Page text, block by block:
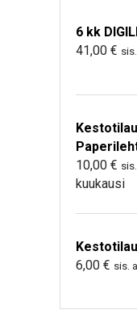
6 kk
41,00 €
10,00 €
kuukausi
6,00 € sis.